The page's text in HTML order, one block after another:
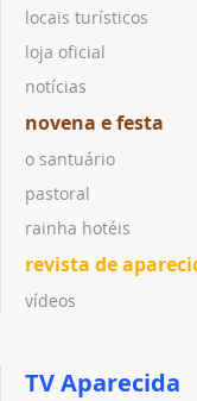
locais turísticos
loja oficial
notícias
novena e festa
o santuário
pastoral
rainha hotéis
revista de
vídeos
TV Aparecida